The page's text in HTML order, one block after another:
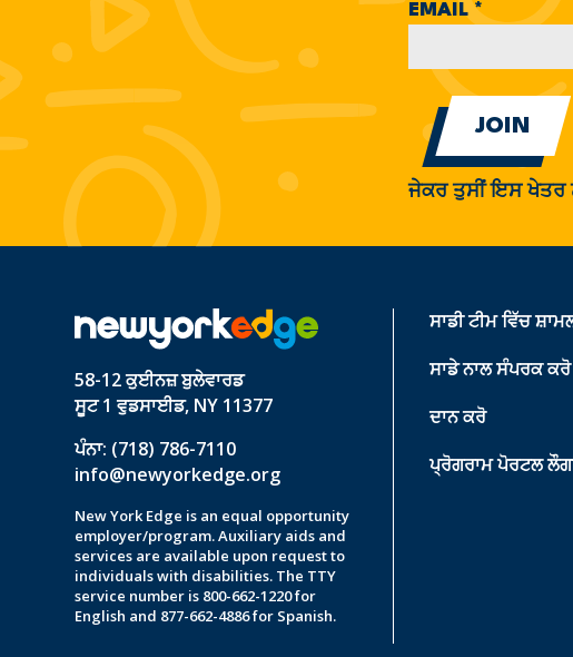
EMAIL*
ਜੇਕਰ ਤੁਸੀਂ ਇਸ ਖੇਤਰ
58-12 ਕੁਈਨਜ਼ ਬੁਲੇਵਾਰਡ
ਸੂਟ 1 ਵੁਡਸਾਈਡ, NY 11377
ਪੰਨਾ: (718) 786-7110
info@newyorkedge.org
New York Edge is an equal opportunity
employer/program. Auxiliary aids and
services are available upon request to
individuals with disabilities. The TTY
service number is 800-662-1220 for
English and 877-662-4886 for Spanish.
ਸਾਡੀ ਟੀਮ ਵਿੱਚ
ਸਾਡੇ ਨਾਲ ਸੰਪਰਕ ਕਰੋ
ਦਾਨ ਕਰੋ
ਪ੍ਰੋਗਰਾਮ ਪੋਰਟਲ